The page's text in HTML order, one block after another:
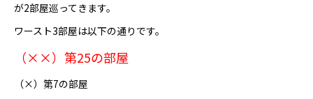
が2部屋巡ってきます。
ワースト3部屋は以下の通りです。
（××）第25の部屋
（×）第7の部屋